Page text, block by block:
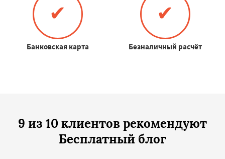
✔
Банковская карта
✔
Безналичный расчёт
9 из 10 клиентов рекомендуют
Бесплатный блог